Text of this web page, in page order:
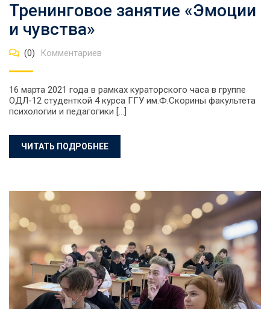
Тренинговое занятие «Эмоции
и чувства»
(0) Комментариев
16 марта 2021 года в рамках кураторского часа в группе
ОДЛ-12 студенткой 4 курса ГГУ им.Ф.Скорины факультета
психологии и педагогики […]
ЧИТАТЬ ПОДРОБНЕЕ